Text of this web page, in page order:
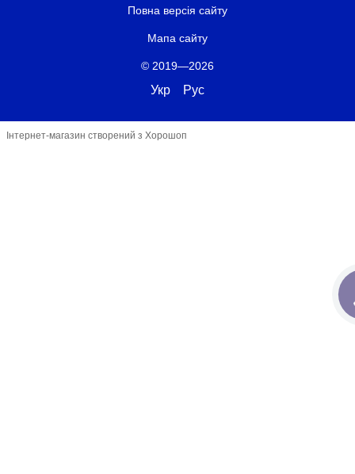
Повна версія сайту
Мапа сайту
© 2019—2026
Укр Рус
Інтернет-магазин створений з Хорошоп